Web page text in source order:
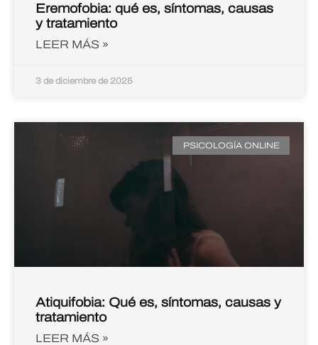
Eremofobia: qué es, síntomas, causas
y tratamiento
LEER MÁS »
3 de diciembre de 2025
PSICOLOGÍA ONLINE
Atiquifobia: Qué es, síntomas, causas y
tratamiento
LEER MÁS »